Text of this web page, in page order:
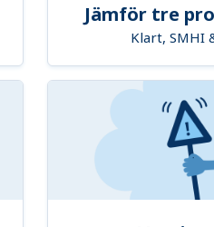
Jämför tre
Klart, SMHI